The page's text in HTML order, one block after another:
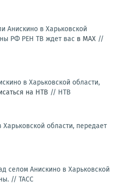
Анискино в Харьковской
РФ РЕН ТВ ждет вас в MAX //
в Харьковской области,
на НТВ // НТВ
области, передает
селом Анискино в Харьковской
// ТАСС